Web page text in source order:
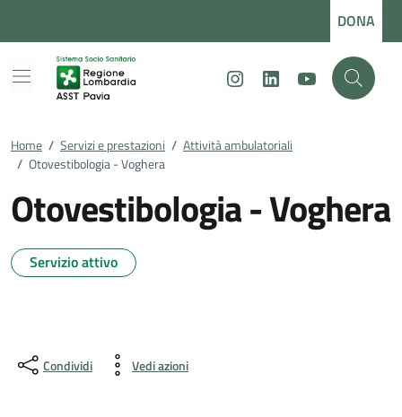
DONA
InstagramLinkedInYoutube
Home / Servizi e prestazioni / Attività ambulatoriali
/ Otovestibologia - Voghera
Otovestibologia - Voghera
Servizio attivo
Condividi Vedi azioni